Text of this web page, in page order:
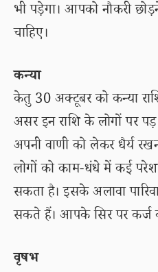
भी पड़ेगा। आपको नौकरी
चाहिए।
कन्या
केतु 30 अक्टूबर को कन्या
असर इन राशि के लोगों पर
अपनी वाणी को लेकर धैर्य
लोगों को काम-धंधे में कई
सकता है। इसके अलावा
सकते हैं। आपके सिर पर कर्ज
वृषभ